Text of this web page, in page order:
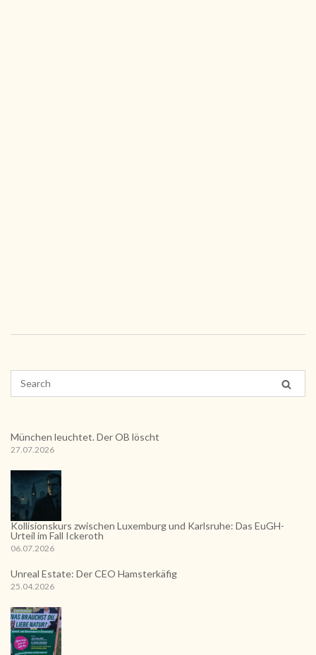
München leuchtet. Der OB löscht
27.07.2026
Kollisionskurs zwischen Luxemburg und Karlsruhe: Das EuGH-
Urteil im Fall Ickeroth
06.07.2026
Unreal Estate: Der CEO Hamsterkäfig
25.04.2026